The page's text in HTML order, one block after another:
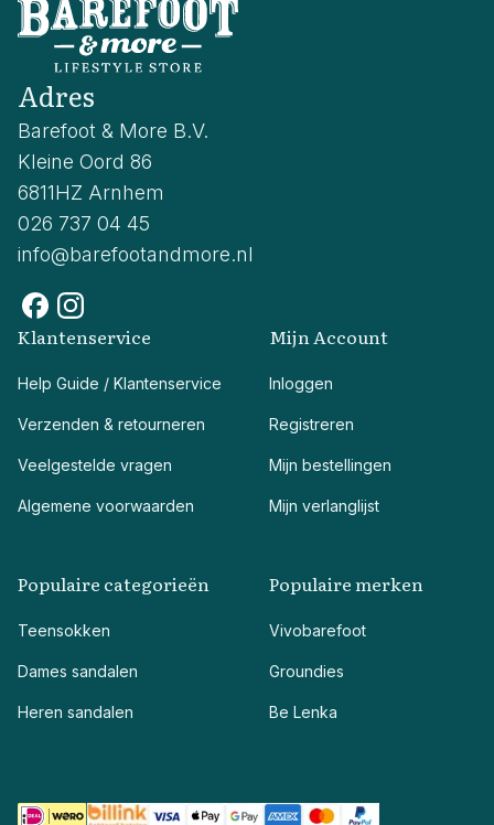
Adres
Barefoot & More B.V.
Kleine Oord 86
6811HZ Arnhem
026 737 04 45
info@barefootandmore.nl
Klantenservice
Help Guide / Klantenservice
Verzenden & retourneren
Veelgestelde vragen
Algemene voorwaarden
Mijn Account
Inloggen
Registreren
Mijn bestellingen
Mijn verlanglijst
Populaire categorieën
Teensokken
Dames sandalen
Heren sandalen
Populaire merken
Vivobarefoot
Groundies
Be Lenka